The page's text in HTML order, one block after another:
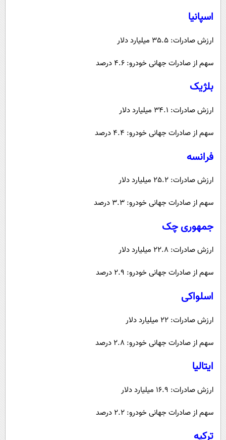
اسپانیا
ارزش صادرات: 35.5 میلیارد دلار
سهم از صادرات جهانی خودرو: 4.6 درصد
بلژیک
ارزش صادرات: 34.1 میلیارد دلار
سهم از صادرات جهانی خودرو: 4.4 درصد
فرانسه
ارزش صادرات: 25.2 میلیارد دلار
سهم از صادرات جهانی خودرو: 3.3 درصد
جمهوری چک
ارزش صادرات: 22.8 میلیارد دلار
سهم از صادرات جهانی خودرو: 2.9 درصد
اسلواکی
ارزش صادرات: 22 میلیارد دلار
سهم از صادرات جهانی خودرو: 2.8 درصد
ایتالیا
ارزش صادرات: 16.9 میلیارد دلار
سهم از صادرات جهانی خودرو: 2.2 درصد
ترکیه